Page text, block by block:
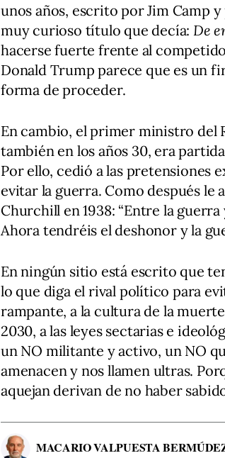
unos años, escrito por Jim Camp
muy curioso título que decía:De
hacerse fuerte frente al
Donald Trump parece que es un
forma de proceder.
En cambio, el primer ministro del
también en los años 30, era
Por ello, cedió a las pretensiones
evitar la guerra. Como después
Churchill en 1938: “Entre la
Ahora tendréis el deshonor y la
En ningún sitio está escrito que
lo que diga el rival político para
rampante, a la cultura de la
2030, a las leyes sectarias e
un NO militante y activo, un NO
amenacen y nos llamen ultras.
aquejan derivan de no haber
MACARIO VALPUESTA